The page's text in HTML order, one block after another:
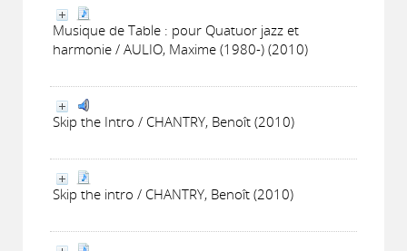
Musique de Table : pour Quatuor jazz et
harmonie / AULIO, Maxime (1980-) (2010)
Skip the Intro / CHANTRY, Benoît (2010)
Skip the intro / CHANTRY, Benoît (2010)